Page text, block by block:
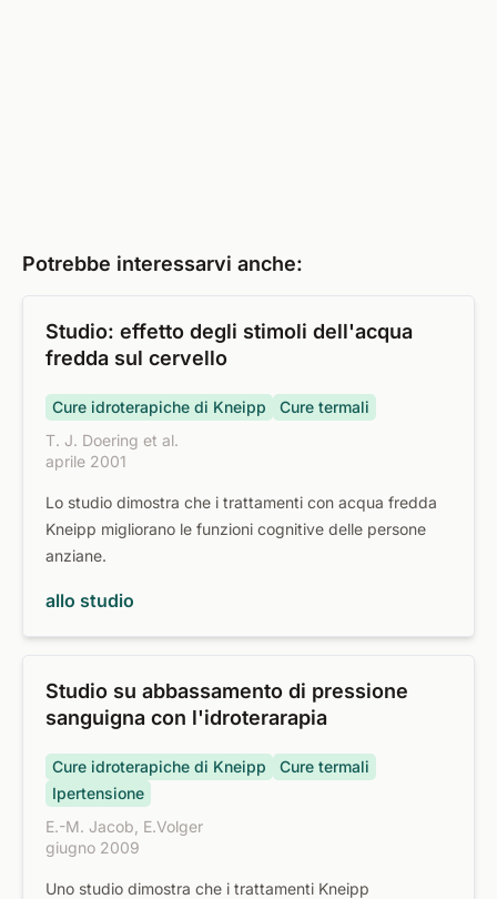
Potrebbe interessarvi anche:
Studio: effetto degli stimoli dell'acqua
fredda sul cervello
Cure idroterapiche di Kneipp
Cure termali
T. J. Doering et al.
aprile 2001
Lo studio dimostra che i trattamenti con acqua fredda
Kneipp migliorano le funzioni cognitive delle persone
anziane.
allo studio
Studio su abbassamento di pressione
sanguigna con l'idroterarapia
Cure idroterapiche di Kneipp
Cure termali
Ipertensione
E.-M. Jacob, E.Volger
giugno 2009
Uno studio dimostra che i trattamenti Kneipp